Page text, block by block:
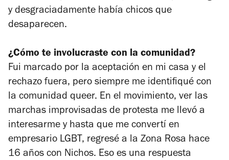
y desgraciadamente había chicos que
desaparecen.
¿Cómo te involucraste con la comunidad?
Fui marcado por la aceptación en mi casa y el
rechazo fuera, pero siempre me identifiqué con
la comunidad queer. En el movimiento, ver las
marchas improvisadas de protesta me llevó a
interesarme y hasta que me convertí en
empresario LGBT, regresé a la Zona Rosa hace
16 años con Nichos. Eso es una respuesta